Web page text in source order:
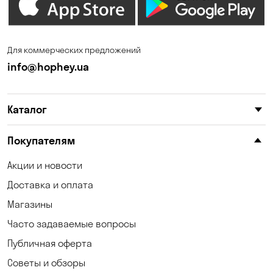
Ирпень Калиновка
Карнауховка
Котовка
Кременчуг
Кривуши
Кушугум
Лесники
Для коммерческих предложений
info@hophey.ua
Каталог
Покупателям
Акции и новости
Доставка и оплата
Магазины
Часто задаваемые вопросы
Публичная оферта
Советы и обзоры